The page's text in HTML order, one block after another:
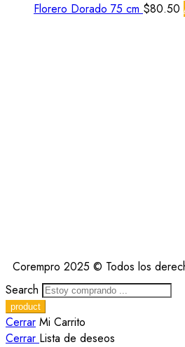
Florero Dorado 75 cm $80.50
Corempro 2025 © Todos los
Search
Cerrar Mi Carrito
Cerrar Lista de deseos